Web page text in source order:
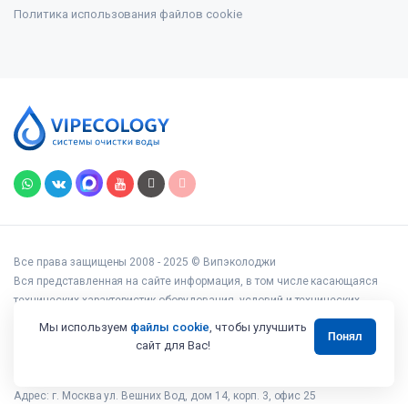
Политика использования файлов cookie
Все права защищены 2008 - 2025 © Випэколоджи
Вся представленная на сайте информация, в том числе касающаяся
технических характеристик оборудования, условий и технических
возможностей подключения, наличия на складе, стоимости товаров и
услуг, носит информационный характер и ни при каких условиях не
является публичной офертой, определяемой положениями статьи 437
Адрес: г. Москва ул. Вешних Вод, дом 14, корп. 3, офис 25
Мы используем файлы cookie, чтобы улучшить
сайт для Вас!
Понял